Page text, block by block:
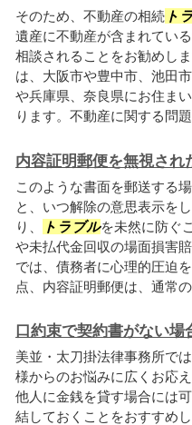
そのため、不動産の相続 ト
遺産に不動産が含まれてい
相談されることをお勧めし
は、大阪市や豊中市、池田
や兵庫県、奈良県にお住ま
ります。不動産に関する問
内容証明郵便を無視され
このような書面を郵送する
と、いつ解除の意思表示を
り、
トラブルを未然に防ぐ
や未払代金回収の場面損害
では、債務者に心理的圧迫
点、内容証明郵便は、通常
口約束で契約書がない場
美並・太刀掛法律事務所で
様からのお悩みに広くお応
他人に金銭を貸す場合には
結しておくことをおすすめ